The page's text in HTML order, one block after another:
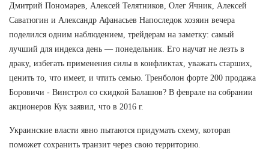
Дмитрий Пономарев, Алексей Телятников, Олег Ячник, Алексей
Саватюгин и Александр Афанасьев Напоследок хозяин вечера
поделился одним наблюдением, трейдерам на заметку: самый
лучший для индекса день — понедельник. Его научат не лезть в
драку, избегать применения силы в конфликтах, уважать старших,
ценить то, что имеет, и чтить семью. Тренболон форте 200 продажа
Боровичи - Винстрол со скидкой Балашов? В феврале на собрании
акционеров Кук заявил, что в 2016 г.
Украинские власти явно пытаются придумать схему, которая
поможет сохранить транзит через свою территорию.